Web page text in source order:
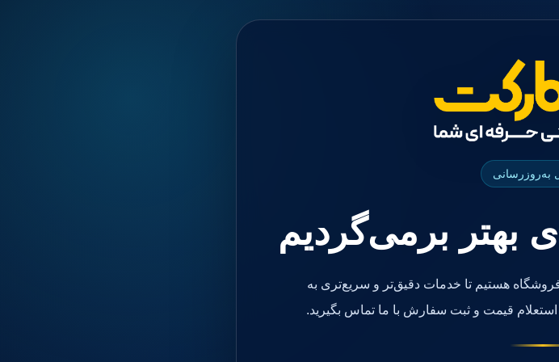
به‌روزرسانی
بهتر برمی‌گردیم
هستیم تا خدمات دقیق‌تر و سریع‌تری به
قیمت و ثبت سفارش با ما تماس بگیرید.